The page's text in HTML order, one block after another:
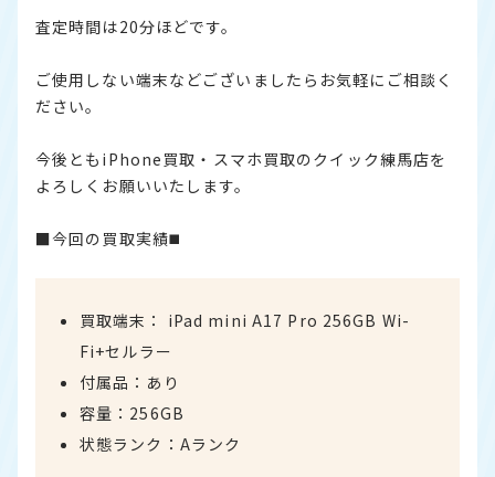
査定時間は20分ほどです。
ご使用しない端末などございましたらお気軽にご相談く
ださい。
今後ともiPhone買取・スマホ買取のクイック練馬店を
よろしくお願いいたします。
■今回の買取実績◼️
買取端末： iPad mini A17 Pro 256GB Wi-
Fi+セルラー
付属品：あり
容量：256GB
状態ランク：Aランク